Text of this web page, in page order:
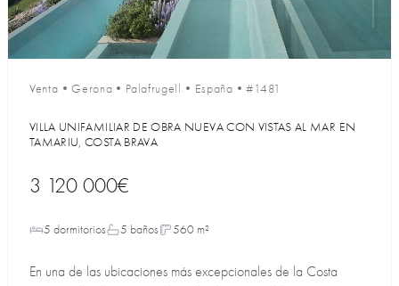
Venta •Gerona • Palafrugell • España •#1481
VILLA UNIFAMILIAR DE OBRA NUEVA CON VISTAS AL MAR EN
TAMARIU, COSTA BRAVA
3 120 000€
5 dormitorios 5 baños 560 m²
En una de las ubicaciones más excepcionales de la Costa